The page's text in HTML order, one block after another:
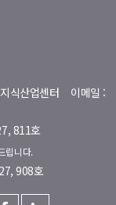
식산업센터 이메일 :
811호
립니다.
908호